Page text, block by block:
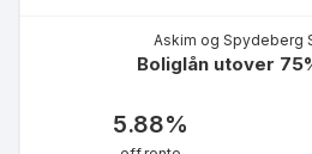
Askim og Spydeberg
Boliglån utover
5.88%